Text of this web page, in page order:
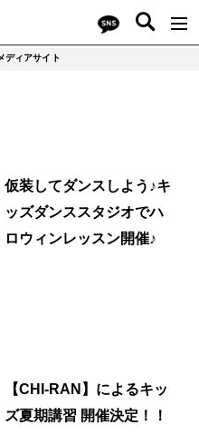
ディアサイト
仮装してダンスしよう♪キ
ッズダンススタジオでハ
ロウィンレッスン開催♪
【CHI-RAN】によるキッ
ズ夏期講習 開催決定！！